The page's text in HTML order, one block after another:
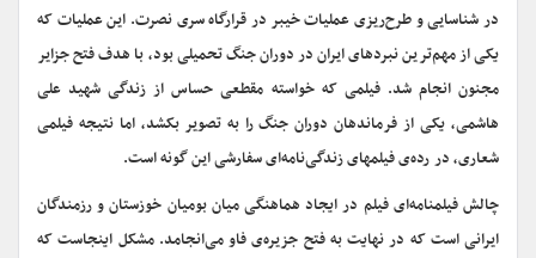
در شناسایی و طرح‌ریزی عملیات خیبر در قرارگاه سری نصرت. این عملیات که
یکی از مهم‌ترین نبردهای ایران در دوران جنگ تحمیلی بود، با هدف فتح جزایر
مجنون انجام شد. فیلمی که خواسته مقطعی حساس از زندگی شهید علی
هاشمی، یکی از فرماندهان دوران جنگ را به تصویر بکشد، اما نتیجه فیلمی
شعاری، در رده‌ی فیلمهای زندگی‌نامه‌ای سفارشی این گونه است.
چالش فیلمنامه‌ای فیلم در ایجاد هماهنگی میان بومیان خوزستان و رزمندگان
ایرانی است که در نهایت به فتح جزیره‌ی فاو می‌انجامد. مشکل اینجاست که